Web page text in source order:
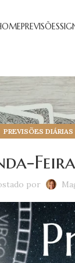
PREVISÕES
PREVISÕES DIÁRIAS
por